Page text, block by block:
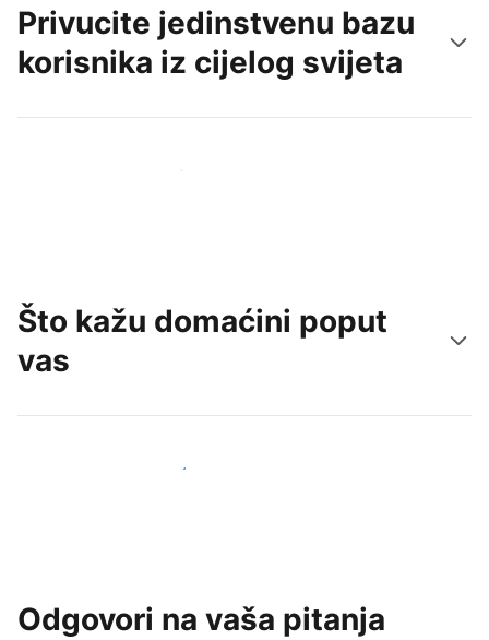
Privucite jedinstvenu bazu
korisnika iz cijelog svijeta
Doprite do novih gostiju već danas
Što kažu domaćini poput
vas
Pridružite se domaćinima poput vas
Odgovori na vaša pitanja